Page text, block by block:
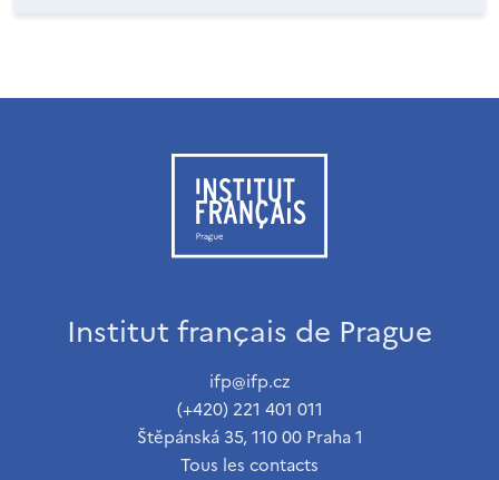
Institut français de Prague
ifp@ifp.cz
(+420) 221 401 011
Štěpánská 35, 110 00 Praha 1
Tous les contacts